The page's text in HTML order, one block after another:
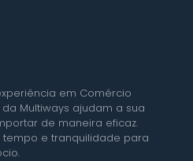
em Comércio
Multiways ajudam a sua
de maneira eficaz.
tempo e tranquilidade para